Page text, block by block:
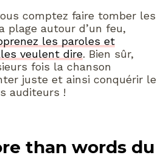
comptez faire tomber les
autour d’un feu,
les paroles et
veulent dire. Bien sûr,
fois la chanson
juste et ainsi conquérir le
auditeurs !
than words du